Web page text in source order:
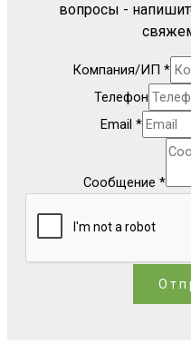
вопросы -
Компания/ИП *
Телефон
Email *
Сообщение *